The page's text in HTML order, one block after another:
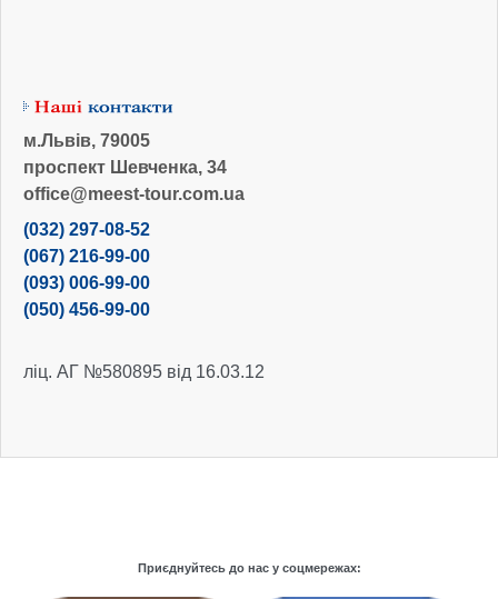
м.Львів, 79005
проспект Шевченка, 34
office@meest-tour.com.ua
(032) 297-08-52
(067) 216-99-00
(093) 006-99-00
(050) 456-99-00
ліц. АГ №580895 від 16.03.12
Приєднуйтесь до нас у соцмережах: